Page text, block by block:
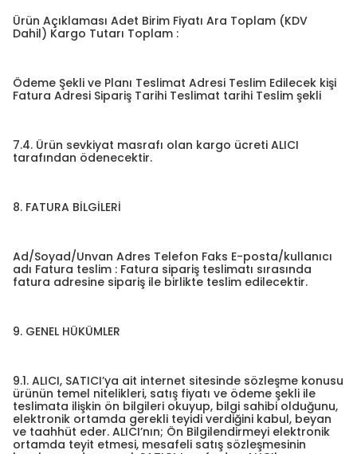
Ürün Açıklaması Adet Birim Fiyatı Ara Toplam (KDV
Dahil) Kargo Tutarı Toplam :
Ödeme Şekli ve Planı Teslimat Adresi Teslim Edilecek kişi
Fatura Adresi Sipariş Tarihi Teslimat tarihi Teslim şekli
7.4. Ürün sevkiyat masrafı olan kargo ücreti ALICI
tarafından ödenecektir.
8. FATURA BİLGİLERİ
Ad/Soyad/Unvan Adres Telefon Faks E-posta/kullanıcı
adı Fatura teslim : Fatura sipariş teslimatı sırasında
fatura adresine sipariş ile birlikte teslim edilecektir.
9. GENEL HÜKÜMLER
9.1. ALICI, SATICI’ya ait internet sitesinde sözleşme konusu
ürünün temel nitelikleri, satış fiyatı ve ödeme şekli ile
teslimata ilişkin ön bilgileri okuyup, bilgi sahibi olduğunu,
elektronik ortamda gerekli teyidi verdiğini kabul, beyan
ve taahhüt eder. ALICI’nın; Ön Bilgilendirmeyi elektronik
ortamda teyit etmesi, mesafeli satış sözleşmesinin